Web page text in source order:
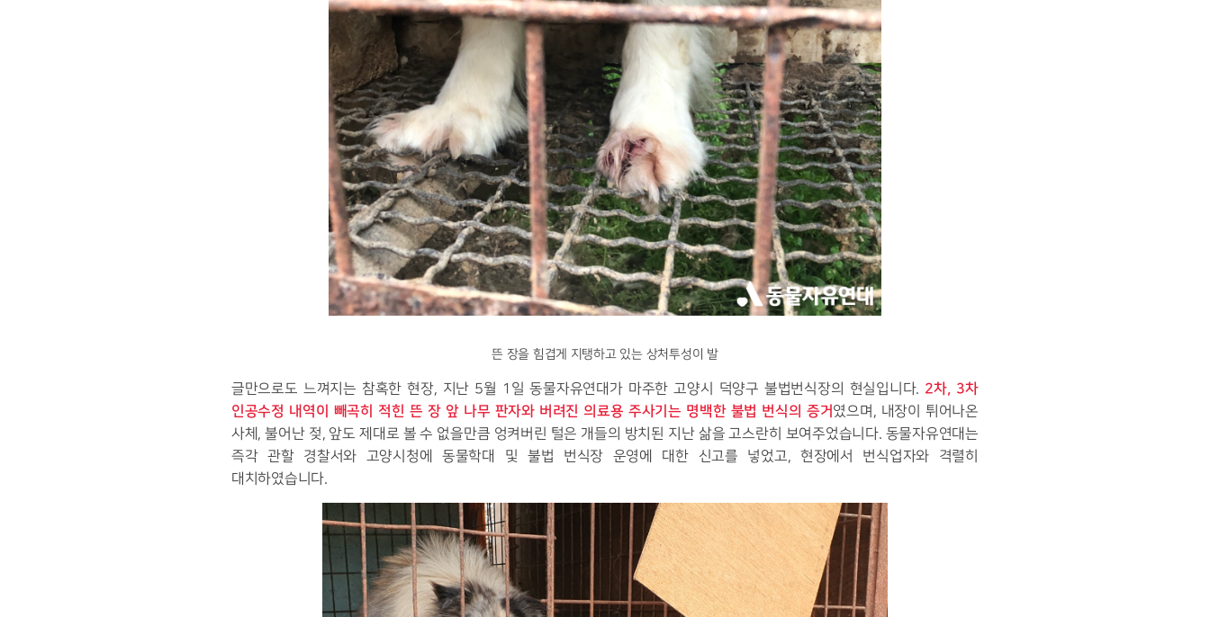
뜬 장을 힘겹게 지탱하고 있는 상처투성이 발
글만으로도 느껴지는 참혹한 현장, 지난 5월 1일 동물자유연대가 마주한 고양시 덕양구 불법번식장의 현실입니다. 2차, 3차
인공수정 내역이 빼곡히 적힌 뜬 장 앞 나무 판자와 버려진 의료용 주사기는 명백한 불법 번식의 증거였으며, 내장이 튀어나온
사체, 불어난 젖, 앞도 제대로 볼 수 없을만큼 엉켜버린 털은 개들의 방치된 지난 삶을 고스란히 보여주었습니다. 동물자유연대는
즉각 관할 경찰서와 고양시청에 동물학대 및 불법 번식장 운영에 대한 신고를 넣었고, 현장에서 번식업자와 격렬히
대치하였습니다.